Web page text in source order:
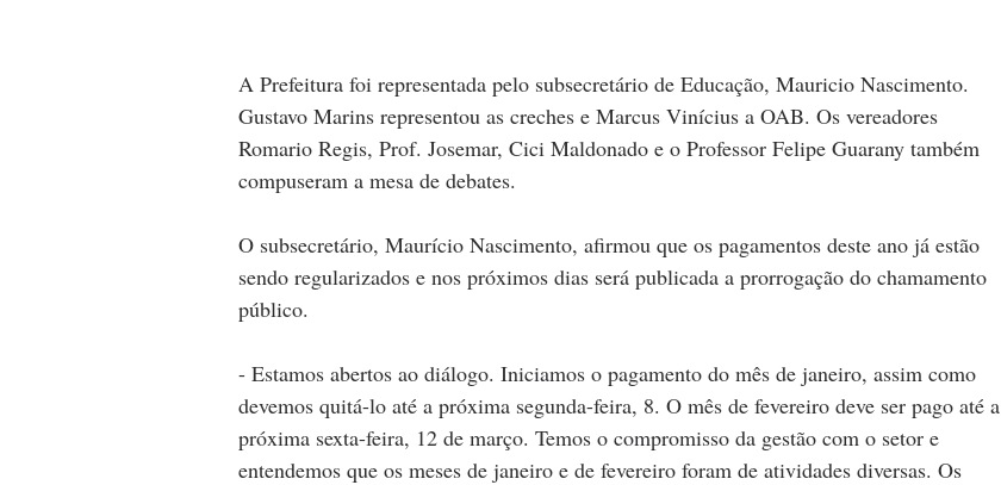
A Prefeitura foi representada pelo subsecretário de Educação, Mauricio Nascimento.
Gustavo Marins representou as creches e Marcus Vinícius a OAB. Os vereadores
Romario Regis, Prof. Josemar, Cici Maldonado e o Professor Felipe Guarany também
compuseram a mesa de debates.
O subsecretário, Maurício Nascimento, afirmou que os pagamentos deste ano já estão
sendo regularizados e nos próximos dias será publicada a prorrogação do chamamento
público.
- Estamos abertos ao diálogo. Iniciamos o pagamento do mês de janeiro, assim como
devemos quitá-lo até a próxima segunda-feira, 8. O mês de fevereiro deve ser pago até a
próxima sexta-feira, 12 de março. Temos o compromisso da gestão com o setor e
entendemos que os meses de janeiro e de fevereiro foram de atividades diversas. Os